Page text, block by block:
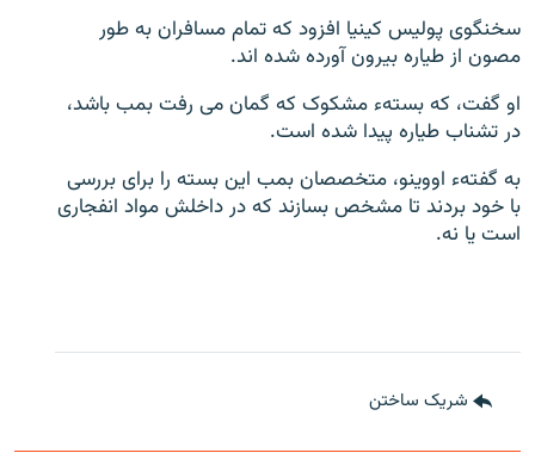
به ما بپیوندید
همۀ سایت‌های رادیو آزادی/ رادیو اروپای آزاد
سخنگوی پولیس کینیا افزود که تمام مسافران به طور
مصون از طیاره بیرون آورده شده اند.
او گفت، که بستهء مشکوک که گمان می رفت بمب باشد،
در تشناب طیاره پیدا شده است.
به گفتهء اووینو، متخصصان بمب این بسته را برای بررسی
با خود بردند تا مشخص بسازند که در داخلش مواد انفجاری
است یا نه.
شریک ساختن